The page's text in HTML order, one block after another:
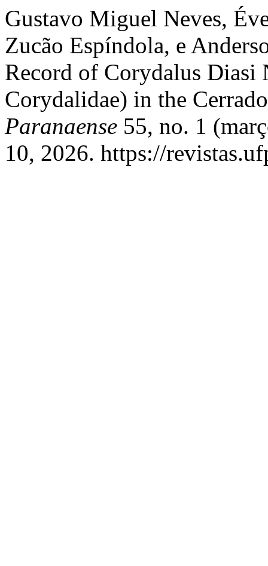
Gustavo Miguel Neves,
Zucão Espíndola, e
Record of Corydalus Diasi
Corydalidae) in the
Paranaense 55, no. 1
10, 2026. https://